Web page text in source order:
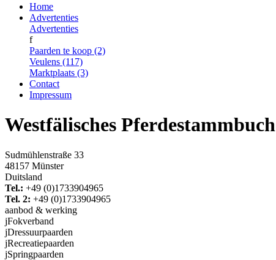
Home
Advertenties
Advertenties
f
Paarden te koop (2)
Veulens (117)
Marktplaats (3)
Contact
Impressum
Westfälisches Pferdestammbuch
Sudmühlenstraße 33
48157 Münster
Duitsland
Tel.: +49 (0)1733904965
Tel. 2: +49 (0)1733904965
aanbod & werking
jFokverband
jDressuurpaarden
jRecreatiepaarden
jSpringpaarden